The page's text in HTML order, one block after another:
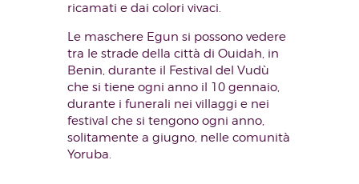
ricamati e dai colori vivaci.
Le maschere Egun si possono vedere
tra le strade della città di Ouidah, in
Benin, durante il Festival del Vudù
che si tiene ogni anno il 10 gennaio,
durante i funerali nei villaggi e nei
festival che si tengono ogni anno,
solitamente a giugno, nelle comunità
Yoruba.